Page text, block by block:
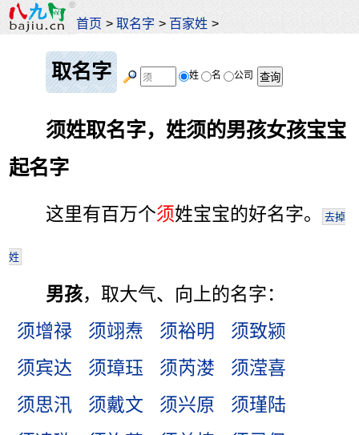
首页 >取名字 > 百家姓 >
取名字 姓 名 公司
须姓取名字，姓须的男孩女孩宝宝
起名字
这里有百万个须姓宝宝的好名字。 去掉
姓
男孩，取大气、向上的名字：
须增禄
须翊焘 须裕明
须致颍
须宾达
须璋珏 须芮漤
须滢喜
须思汛
须戴文 须兴原
须瑾陆